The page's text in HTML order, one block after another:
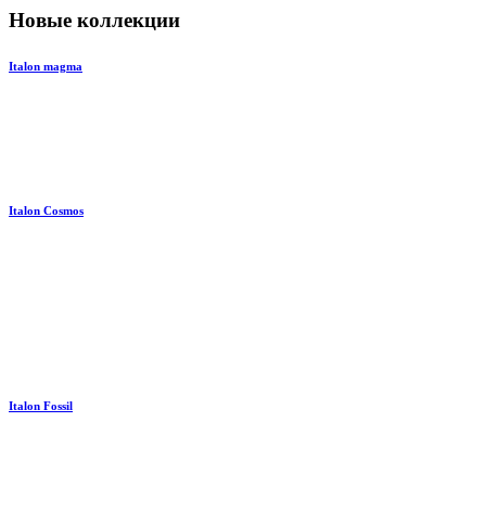
Новые коллекции
Italon magma
Italon Cosmos
Italon Fossil